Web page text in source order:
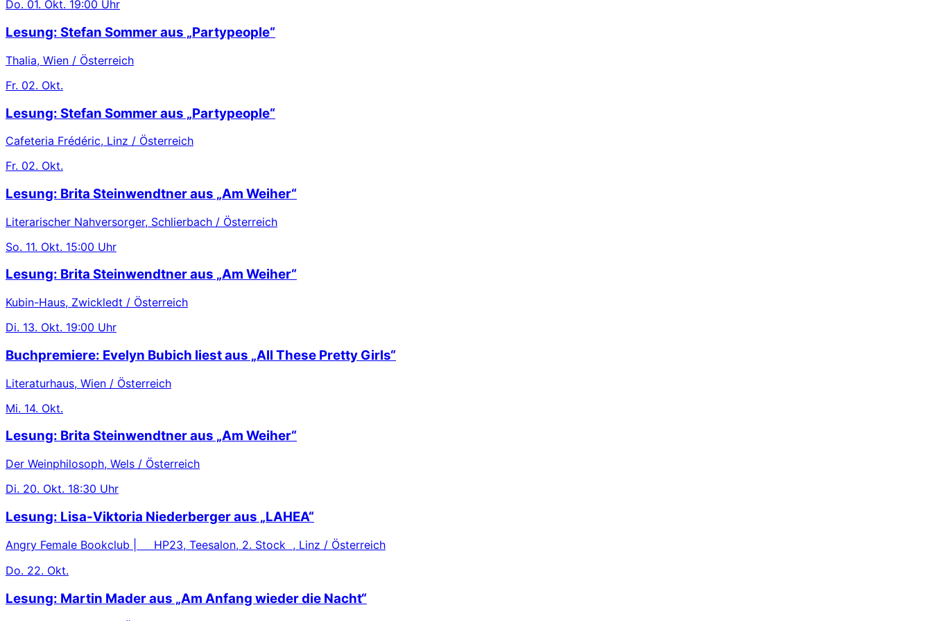
Do. 01. Okt. 19:00 Uhr
Lesung: Stefan Sommer aus „Partypeople“
Thalia, Wien / Österreich
Fr. 02. Okt.
Lesung: Stefan Sommer aus „Partypeople“
Cafeteria Frédéric, Linz / Österreich
Fr. 02. Okt.
Lesung: Brita Steinwendtner aus „Am Weiher“
Literarischer Nahversorger, Schlierbach / Österreich
So. 11. Okt. 15:00 Uhr
Lesung: Brita Steinwendtner aus „Am Weiher“
Kubin-Haus, Zwickledt / Österreich
Di. 13. Okt. 19:00 Uhr
Buchpremiere: Evelyn Bubich liest aus „All These Pretty Girls“
Literaturhaus, Wien / Österreich
Mi. 14. Okt.
Lesung: Brita Steinwendtner aus „Am Weiher“
Der Weinphilosoph, Wels / Österreich
Di. 20. Okt. 18:30 Uhr
Lesung: Lisa-Viktoria Niederberger aus „LAHEA“
Angry Female Bookclub | HP23, Teesalon, 2. Stock , Linz / Österreich
Do. 22. Okt.
Lesung: Martin Mader aus „Am Anfang wieder die Nacht“